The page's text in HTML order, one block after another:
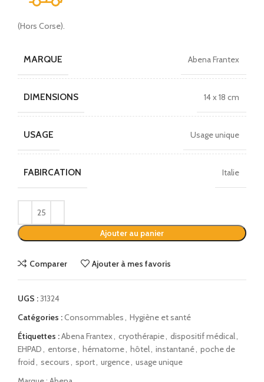
(Hors Corse).
MARQUE Abena Frantex
DIMENSIONS 14 x 18 cm
USAGE Usage unique
FABIRCATION Italie
Ajouter au panier
Comparer Ajouter à mes favoris
UGS :31324
Catégories :Consommables, Hygiène et santé
Étiquettes :Abena Frantex, cryothérapie, dispositif médical,
EHPAD, entorse, hématome, hôtel, instantané, poche de
froid , secours, sport, urgence, usage unique